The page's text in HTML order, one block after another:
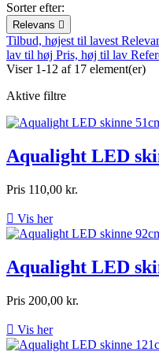
Sorter efter:
Relevans 
Tilbud, højest til lavest
lav til høj Pris, høj til lav
Viser 1-12 af 17 element(er)
Aktive filtre
Aqualight LED
Pris 110,00 kr.
 Vis her
Aqualight LED
Pris 200,00 kr.
 Vis her